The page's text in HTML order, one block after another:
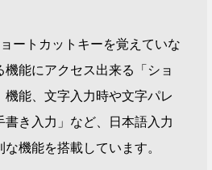
ートカットキーを覚えていな
機能にアクセス出来る「ショ
能、文字入力時や文字パレ
書き入力」など、日本語入力
機能を搭載しています。